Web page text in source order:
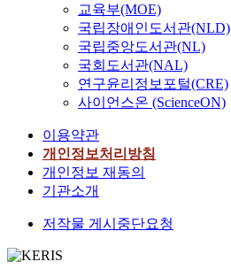
교육부(MOE)
국립장애인도서관(NLD)
국립중앙도서관(NL)
국회도서관(NAL)
연구윤리정보포털(CRE)
사이언스온 (ScienceON)
이용약관
개인정보처리방침
개인정보 재동의
기관소개
저작물 게시중단요청